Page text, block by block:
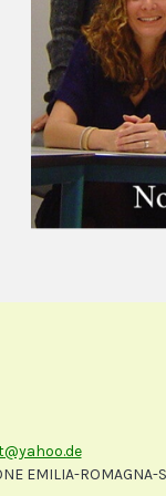
EMILIA-ROMAGNA-